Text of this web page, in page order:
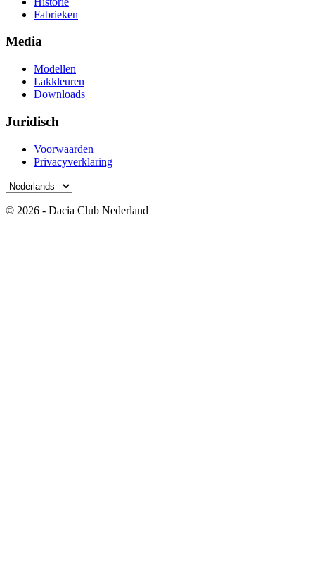
Fabrieken
Media
Modellen
Lakkleuren
Downloads
Juridisch
Voorwaarden
Privacyverklaring
© 2026 - Dacia Club Nederland